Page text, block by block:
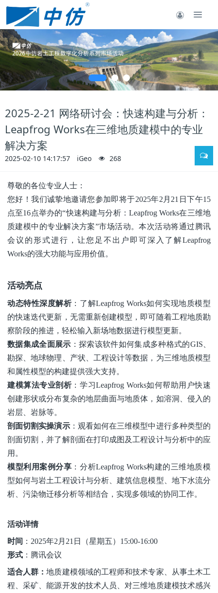
2025-2-21 网络研讨会：快速构建与分析：
Leapfrog Works在三维地质建模中的专业
解决方案
2025-02-10 14:17:57 iGeo 268
尊敬的各位专业人士：
您好！我们诚挚地邀请您参加即将于2025年2 月 21 日下午15
点至16点举办的“快速构建与分析：Leapfrog Works在三维地
质建模中的专业解决方案”市场活动。本次活动将通过腾讯
会议 的形式进行，让您足不出户即可深入了解Leapfrog
Works的强大功能与应用价值。
活动亮点
动态特性深度解析：了解Leapfrog Works如何实现地质模型
的快速迭代更新，无需重新创建模型，即可随着工程地质勘
察阶段的推进，轻松输入新场地数据进行模型更新。
数据集成全面展示 ：探索该软件如何集成多种格式的GIS
勘探、地球物理、产状、工程设计等数据，为三维地质模型
和属性模型的构建提供强大支持。
建模算法专业剖析：学习Leapfrog Works如何帮助用户快速
创建形状或分布复杂的地层曲面与地质体，如溶洞、侵入的
岩层、岩脉等。
剖面切割实操演示：观看如何在三维模型中进行多种类型的
剖面切割，并了解剖面在打印成图及工程设计与分析中的应
用。
模型利用案例分享 ：分析Leapfrog Works构建的三维地质模
型如何与岩土工程设计与分析、建筑信息模型、地下水流分
析、污染物迁移分析等相结合，实现多领域的协同工作。
活动详情
时间 ： 2025年2 月 21 日（星期五） 15:00-16:00
形式 ： 腾讯会议
适合人群：地质建模领域的工程师和技术专家、
从事土木工
程、采矿、能源开发的技术人员、 对三维地质建模技术感兴